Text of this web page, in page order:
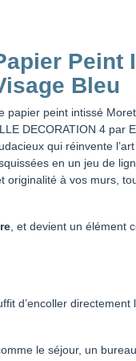
Peint
Bleu
papier peint intissé
DECORATION 4 par
qui réinvente
en un jeu de
à vos murs,
, et devient un élément
d’encoller
le séjour, un